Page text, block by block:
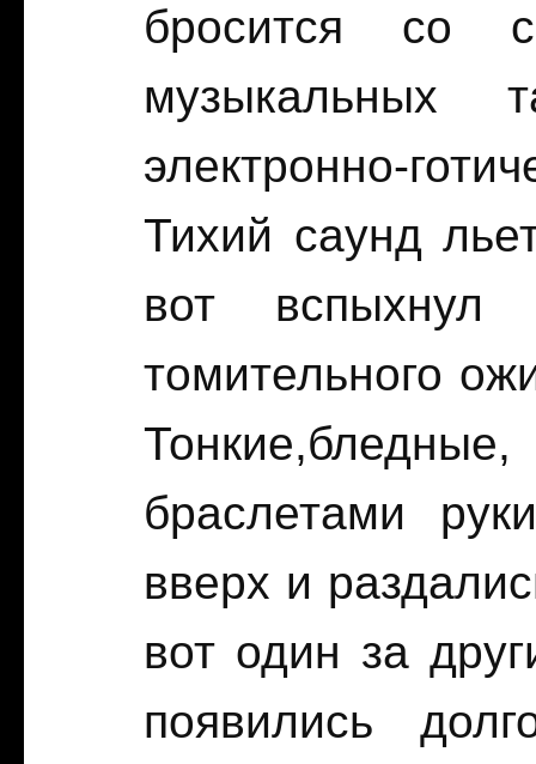
бросится со
музыкальных
электронно-
Тихий саунд
вот вспыхнул
томительного
браслетами
вверх и
вот один за
появились